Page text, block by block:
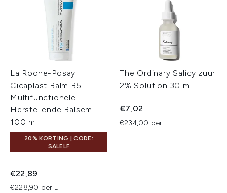
La Roche-Posay
Cicaplast Balm B5
Multifunctionele
Herstellende Balsem
100 ml
20% KORTING | CODE:
SALELF
€22,89
€228,90 per L
The Ordinary Salicylzuur
2% Solution 30 ml
€7,02
€234,00 per L